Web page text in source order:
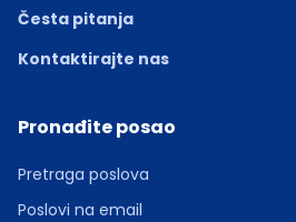
Česta pitanja
Kontaktirajte nas
Pronađite posao
Pretraga poslova
Poslovi na email